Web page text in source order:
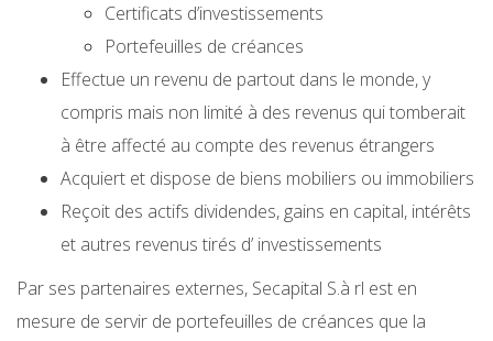
Certificats d’investissements
Portefeuilles de créances
Effectue un revenu de partout dans le monde, y
compris mais non limité à des revenus qui tomberait
à être affecté au compte des revenus étrangers
Acquiert et dispose de biens mobiliers ou immobiliers
Reçoit des actifs dividendes, gains en capital, intérêts
et autres revenus tirés d’ investissements
Par ses partenaires externes, Secapital S.à rl est en
mesure de servir de portefeuilles de créances que la